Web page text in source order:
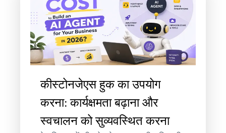
कीस्टोनजेएस हुक का उपयोग
करना: कार्यक्षमता बढ़ाना और
स्वचालन को सुव्यवस्थित करना